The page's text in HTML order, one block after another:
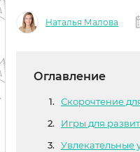
Наталья Малова
Оглавление
Скорочтение
Игры для